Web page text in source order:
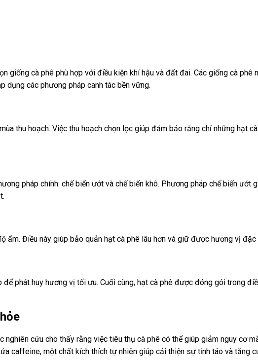
giống cà phê phù hợp với điều kiện khí hậu và đất đai. Các giống cà phê
dụng các phương pháp canh tác bền vững.
thu hoạch. Việc thu hoạch chọn lọc giúp đảm bảo rằng chỉ những hạt
pháp chính: chế biến ướt và chế biến khô. Phương pháp chế biến ướt
ẩm. Điều này giúp bảo quản hạt cà phê lâu hơn và giữ được hương vị đặc
phát huy hương vị tối ưu. Cuối cùng, hạt cà phê được đóng gói trong
cứu cho thấy rằng việc tiêu thụ cà phê có thể giúp giảm nguy cơ
caffeine, một chất kích thích tự nhiên giúp cải thiện sự tỉnh táo và tăng